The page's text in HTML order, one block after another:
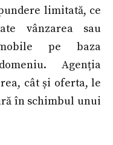
limitată, ce
vânzarea sau
pe baza
Agenția
cât și oferta, le
în schimbul unui